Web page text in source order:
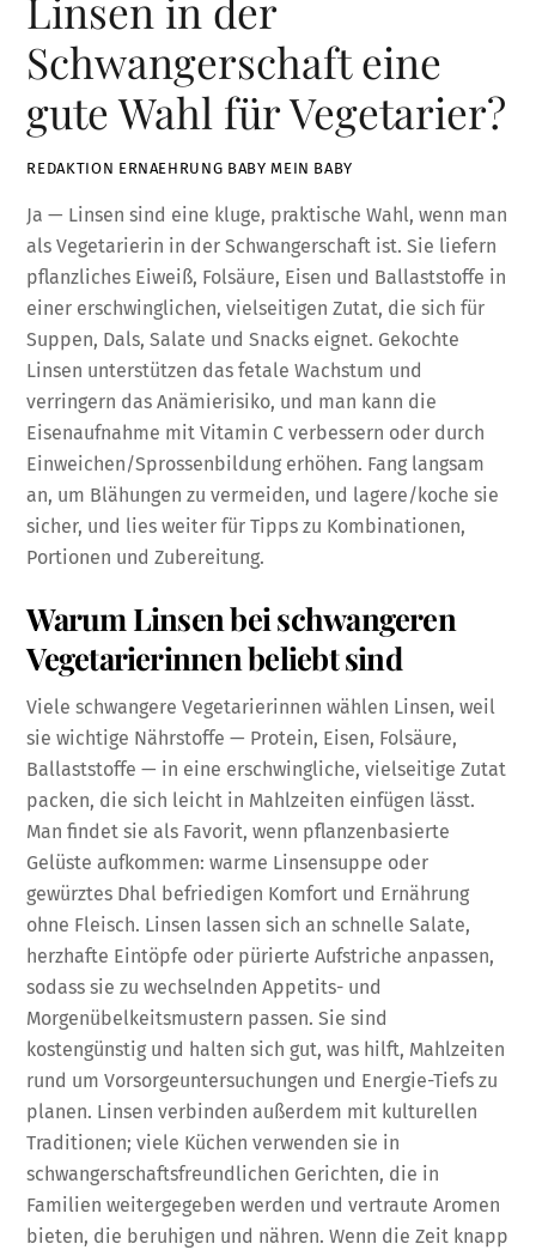
Linsen in der
Schwangerschaft eine
gute Wahl für Vegetarier?
REDAKTION ERNAEHRUNG BABY MEIN BABY
Ja — Linsen sind eine kluge, praktische Wahl, wenn man
als Vegetarierin in der Schwangerschaft ist. Sie liefern
pflanzliches Eiweiß, Folsäure, Eisen und Ballaststoffe in
einer erschwinglichen, vielseitigen Zutat, die sich für
Suppen, Dals, Salate und Snacks eignet. Gekochte
Linsen unterstützen das fetale Wachstum und
verringern das Anämierisiko, und man kann die
Eisenaufnahme mit Vitamin C verbessern oder durch
Einweichen/Sprossenbildung erhöhen. Fang langsam
an, um Blähungen zu vermeiden, und lagere/koche sie
sicher, und lies weiter für Tipps zu Kombinationen,
Portionen und Zubereitung.
Warum Linsen bei schwangeren
Vegetarierinnen beliebt sind
Viele schwangere Vegetarierinnen wählen Linsen, weil
sie wichtige Nährstoffe — Protein, Eisen, Folsäure,
Ballaststoffe — in eine erschwingliche, vielseitige Zutat
packen, die sich leicht in Mahlzeiten einfügen lässt.
Man findet sie als Favorit, wenn pflanzenbasierte
Gelüste aufkommen: warme Linsensuppe oder
gewürztes Dhal befriedigen Komfort und Ernährung
ohne Fleisch. Linsen lassen sich an schnelle Salate,
herzhafte Eintöpfe oder pürierte Aufstriche anpassen,
sodass sie zu wechselnden Appetits- und
Morgenübelkeitsmustern passen. Sie sind
kostengünstig und halten sich gut, was hilft, Mahlzeiten
rund um Vorsorgeuntersuchungen und Energie-Tiefs zu
planen. Linsen verbinden außerdem mit kulturellen
Traditionen; viele Küchen verwenden sie in
schwangerschaftsfreundlichen Gerichten, die in
Familien weitergegeben werden und vertraute Aromen
bieten, die beruhigen und nähren. Wenn die Zeit knapp